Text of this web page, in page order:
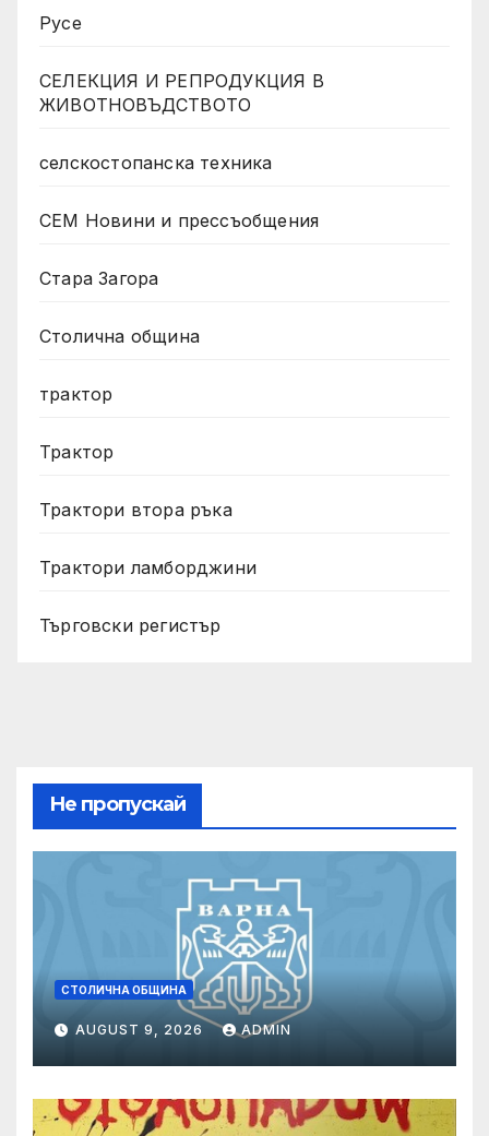
Русе
СЕЛЕКЦИЯ И РЕПРОДУКЦИЯ В
ЖИВОТНОВЪДСТВОТО
селскостопанска техника
СЕМ Новини и прессъобщения
Стара Загора
Столична община
трактор
Трактор
Трактори втора ръка
Трактори ламборджини
Търговски регистър
Не пропускай
СТОЛИЧНА ОБЩИНА
AUGUST 9, 2026 ADMIN